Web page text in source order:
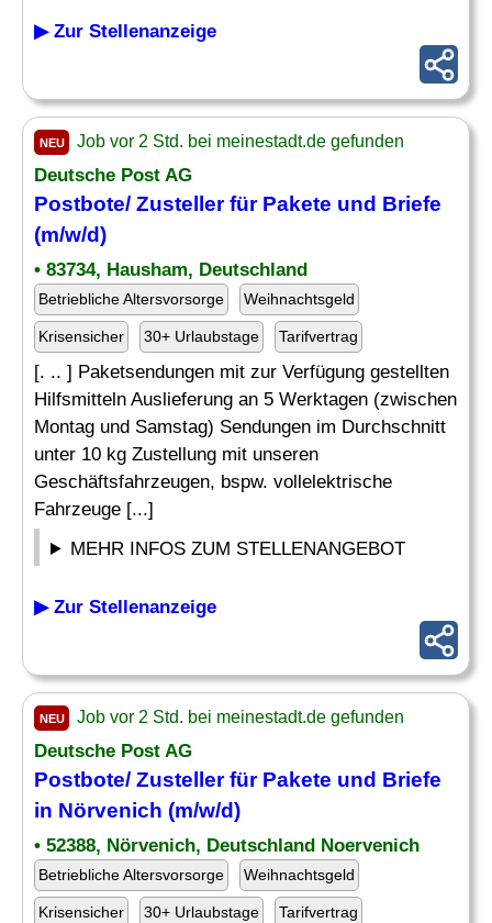
▶ Zur Stellenanzeige
NEU Job vor 2 Std. bei meinestadt.de gefunden
Deutsche Post AG
Postbote/ Zustellerfür Pakete und Briefe
(m/w/d)
• 83734, Hausham, Deutschland
Betriebliche Altersvorsorge Weihnachtsgeld
Krisensicher 30+ Urlaubstage Tarifvertrag
[. .. ] Paketsendungen mit zur Verfügung gestellten
Hilfsmitteln Auslieferung an 5 Werktagen (zwischen
Montag und Samstag) Sendungen im Durchschnitt
unter 10 kg Zustellung mit unseren
Geschäftsfahrzeugen, bspw. vollelektrische
Fahrzeuge [...]
MEHR INFOS ZUM STELLENANGEBOT
▶ Zur Stellenanzeige
NEU Job vor 2 Std. bei meinestadt.de gefunden
Deutsche Post AG
Postbote/ Zustellerfür Pakete und Briefe
in Nörvenich (m/w/d)
• 52388, Nörvenich, Deutschland Noervenich
Betriebliche Altersvorsorge Weihnachtsgeld
Krisensicher 30+ Urlaubstage Tarifvertrag